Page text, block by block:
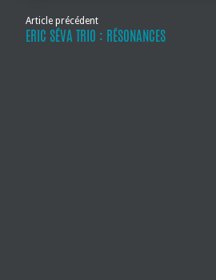
Article précédent
ERIC SÉVA TRIO : RÉSONANCES